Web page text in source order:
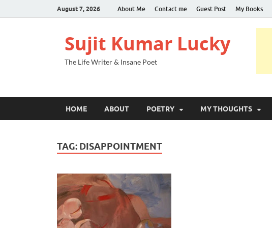
August 7, 2026 About Me Contact me Guest Post My Books
Sujit Kumar Lucky
The Life Writer & Insane Poet
HOME ABOUT POETRY MY THOUGHTS
TAG: DISAPPOINTMENT